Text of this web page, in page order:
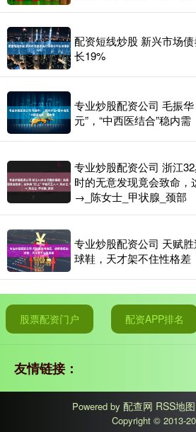
配资短线炒股 新兴市场
长19%
专业炒股配资公司 毛振
元”，“中西医结合”稳内需
专业炒股配资公司 浙江
时的无意发现竟会致命，
→_陈女士_甲状腺_颈部
专业炒股配资公司 天赋
球鞋，天才架不住性格差
股票配资门户 配资APP排名
友情链接：
Powered by 配查网 RSS地图
Copyright © 2013-